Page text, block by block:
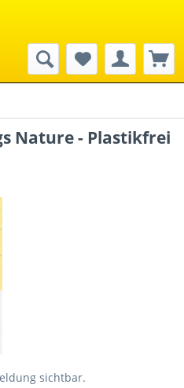
Nature - Plastikfrei
sichtbar.